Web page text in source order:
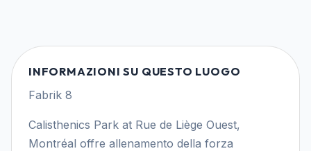
INFORMAZIONI SU QUESTO LUOGO
Fabrik 8
Calisthenics Park at Rue de Liège Ouest,
Montréal offre allenamento della forza